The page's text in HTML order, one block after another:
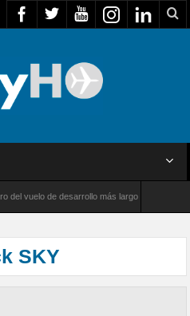
vuelo de desarrollo más largo del A350-
SKY